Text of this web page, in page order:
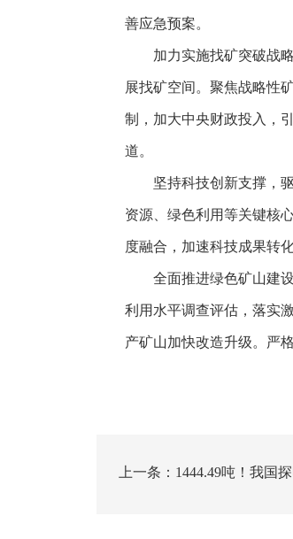
善应急预案。
加力实施找矿突破战
展找矿空间。聚焦战略性
制，加大中央财政投入，
道。
坚持科技创新支撑，
资源、绿色利用等关键核
度融合，加速科技成果转
全面推进绿色矿山建
利用水平调查评估，落实
产矿山加快改造升级。严
上一条：1444.49吨！我国